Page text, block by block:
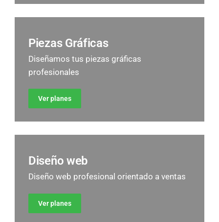
Piezas Gráficas
Diseñamos tus piezas gráficas
profesionales
Ver planes
Diseño web
Diseño web profesional orientado a ventas
Ver planes